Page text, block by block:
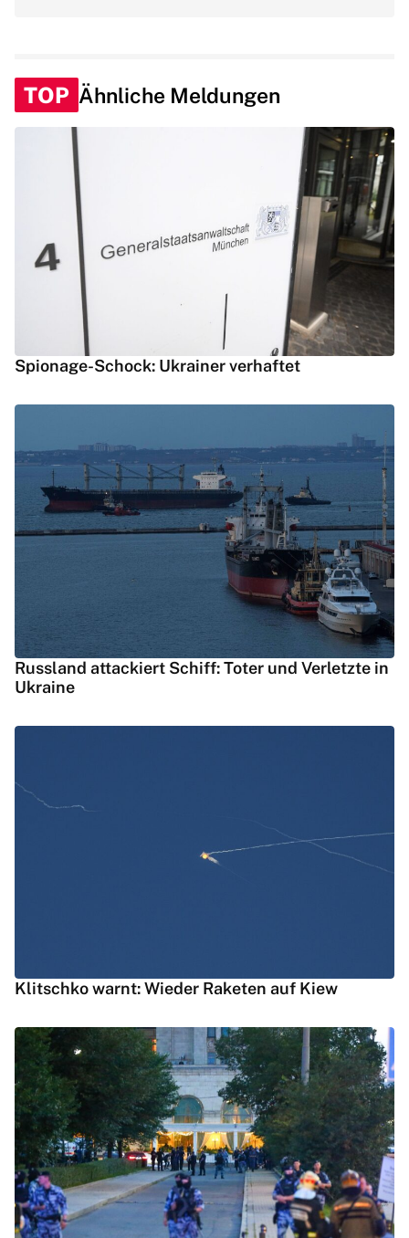
TOP Ähnliche Meldungen
Spionage-Schock: Ukrainer verhaftet
Russland attackiert Schiff: Toter und Verletzte in
Ukraine
Klitschko warnt: Wieder Raketen auf Kiew